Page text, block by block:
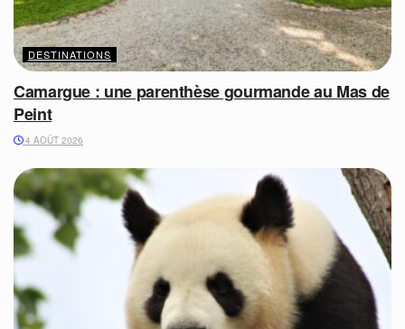
DESTINATIONS
Camargue : une parenthèse gourmande au Mas de
Peint
4 AOÛT 2026